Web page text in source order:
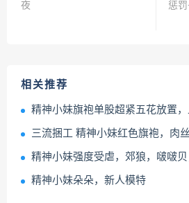
夜
惩
相关推荐
精神小妹旗袍单股超紧五花放置，上半段，充气口塞，啵啵贝郊狼，下
三流捆工 精神小妹红色旗袍，肉丝
精神小妹强度受虐，郊狼，啵啵贝，耳光，
精神小妹朵朵，新人模特